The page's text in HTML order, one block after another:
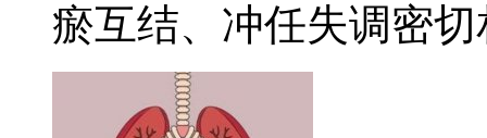
瘀互结、冲任失调密切